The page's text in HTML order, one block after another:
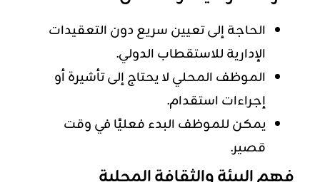
الحاجة إلى تعيين سريع دون التعقيدات
الإدارية للاستقطاب الدولي.
الموظف المحلي لا يحتاج إلى تأشيرة أو
إجراءات استقدام.
يمكن للموظف البدء فعليًا في وقت
قصير.